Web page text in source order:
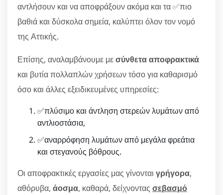
αντλήσουν και να αποφράξουν ακόμα και τα ✅πιο
βαθιά και δύσκολα σημεία, καλύπτει όλον τον νομό
της Αττικής.
Επίσης, αναλαμβάνουμε μεσύνθετα αποφρακτικά
και βυτία πολλαπλών χρήσεων τόσο για καθαρισμό
όσο και άλλες εξειδικευμένες υπηρεσίες:
✅πλύσιμο και άντληση στερεών λυμάτων από
αντλιοστάσια,
✅αναρρόφηση λυμάτων από μεγάλα φρεάτια
και στεγανούς βόθρους.
Οι αποφρακτικές εργασίες μας γίνονται γρήγορα,
αθόρυβα, άοσμα, καθαρά, δείχνοντας σεβασμό